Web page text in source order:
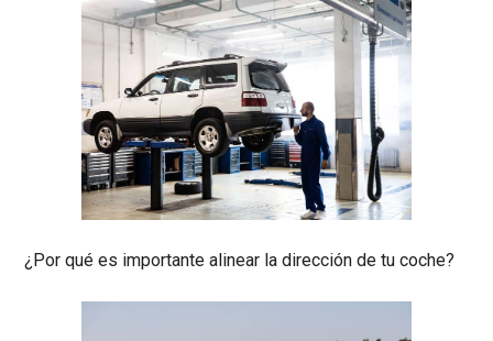
¿Por qué es importante alinear la dirección de tu coche?